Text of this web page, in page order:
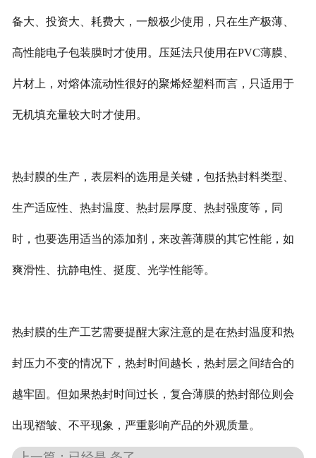
备大、投资大、耗费大，一般极少使用，只在生产极薄、
高性能电子包装膜时才使用。压延法只使用在PVC薄膜、
片材上，对熔体流动性很好的聚烯烃塑料而言，只适用于
无机填充量较大时才使用。
热封膜的生产，表层料的选用是关键，包括热封料类型、
生产适应性、热封温度、热封层厚度、热封强度等，同
时，也要选用适当的添加剂，来改善薄膜的其它性能，如
爽滑性、抗静电性、挺度、光学性能等。
热封膜的生产工艺需要提醒大家注意的是在热封温度和热
封压力不变的情况下，热封时间越长，热封层之间结合的
越牢固。但如果热封时间过长，复合薄膜的热封部位则会
出现褶皱、不平现象，严重影响产品的外观质量。